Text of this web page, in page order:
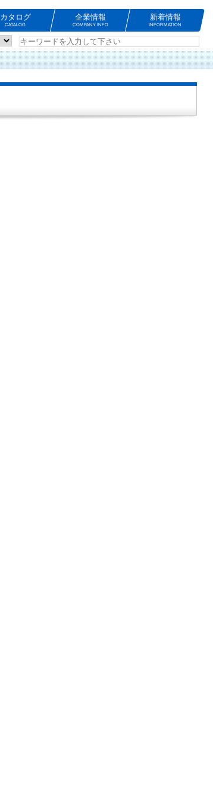
カタログ
CATALOG
企業情報
COMPANY INFO
新着情報
INFORMATION